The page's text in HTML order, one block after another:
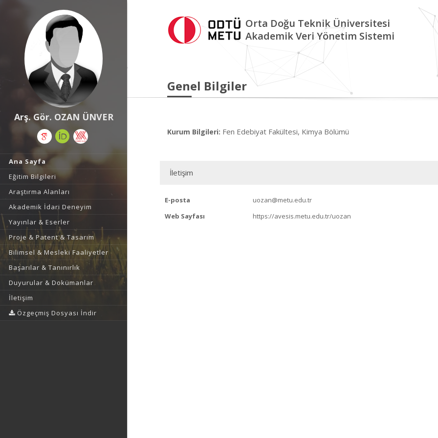
Arş. Gör. OZAN ÜNVER
Ana Sayfa
Eğitim Bilgileri
Araştırma Alanları
Akademik İdari Deneyim
Yayınlar & Eserler
Proje & Patent & Tasarım
Bilimsel & Mesleki Faaliyetler
Başarılar & Tanınırlık
Duyurular & Dokümanlar
İletişim
Özgeçmiş Dosyası İndir
Orta Doğu Teknik Üniversitesi
Akademik Veri Yönetim Sistemi
Genel Bilgiler
Kurum Bilgileri: Fen Edebiyat Fakültesi, Kimya Bölümü
İletişim
E-posta
uozan@metu.edu.tr
Web Sayfası
https://avesis.metu.edu.tr/uozan